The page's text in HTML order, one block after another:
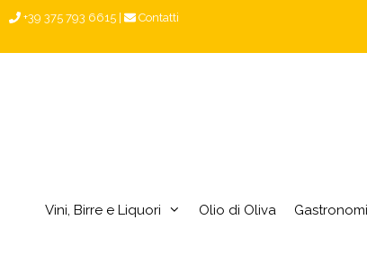
+39 375 793 6615 Contatti
Vini, Birre e Liquori Olio di Oliva